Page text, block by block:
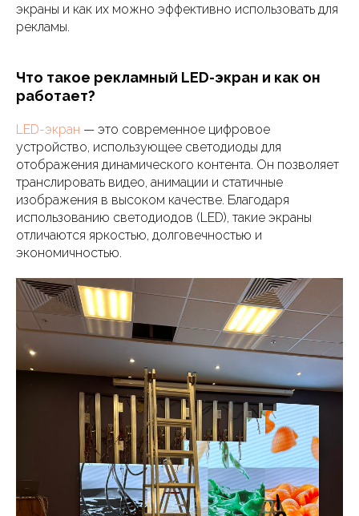
экраны и как их можно эффективно использовать для
рекламы.
Что такое рекламный LED-экран и как он
работает?
LED-экран — это современное цифровое
устройство, использующее светодиоды для
отображения динамического контента. Он позволяет
транслировать видео, анимации и статичные
изображения в высоком качестве. Благодаря
использованию светодиодов (LED), такие экраны
отличаются яркостью, долговечностью и
экономичностью.